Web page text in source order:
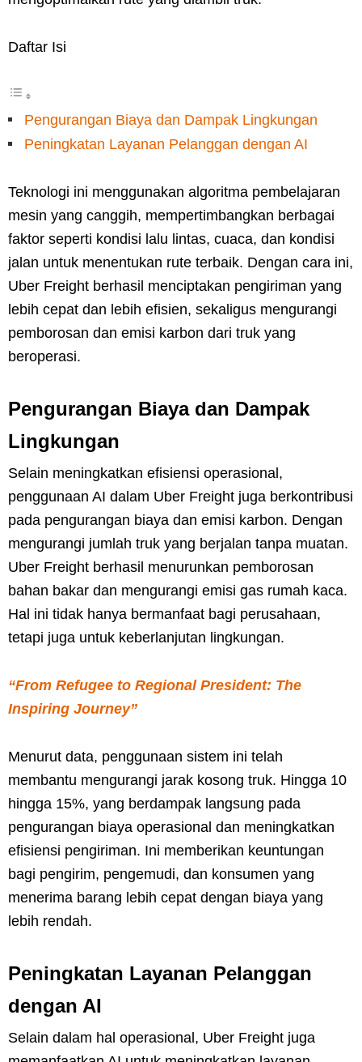
Daftar Isi
Pengurangan Biaya dan Dampak Lingkungan
Peningkatan Layanan Pelanggan dengan AI
Teknologi ini menggunakan algoritma pembelajaran
mesin yang canggih, mempertimbangkan berbagai
faktor seperti kondisi lalu lintas, cuaca, dan kondisi
jalan untuk menentukan rute terbaik. Dengan cara ini,
Uber Freight berhasil menciptakan pengiriman yang
lebih cepat dan lebih efisien, sekaligus mengurangi
pemborosan dan emisi karbon dari truk yang
beroperasi.
Pengurangan Biaya dan Dampak
Lingkungan
Selain meningkatkan efisiensi operasional,
penggunaan AI dalam Uber Freight juga berkontribusi
pada pengurangan biaya dan emisi karbon. Dengan
mengurangi jumlah truk yang berjalan tanpa muatan.
Uber Freight berhasil menurunkan pemborosan
bahan bakar dan mengurangi emisi gas rumah kaca.
Hal ini tidak hanya bermanfaat bagi perusahaan,
tetapi juga untuk keberlanjutan lingkungan.
“From Refugee to Regional President: The
Inspiring Journey”
Menurut data, penggunaan sistem ini telah
membantu mengurangi jarak kosong truk. Hingga 10
hingga 15%, yang berdampak langsung pada
pengurangan biaya operasional dan meningkatkan
efisiensi pengiriman. Ini memberikan keuntungan
bagi pengirim, pengemudi, dan konsumen yang
menerima barang lebih cepat dengan biaya yang
lebih rendah.
Peningkatan Layanan Pelanggan
dengan AI
Selain dalam hal operasional, Uber Freight juga